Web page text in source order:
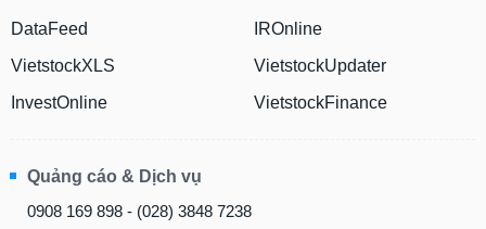
DataFeed
VietstockXLS
InvestOnline
IROnline
VietstockUpdater
VietstockFinance
Quảng cáo & Dịch vụ
0908 169 898 - (028) 3848 7238